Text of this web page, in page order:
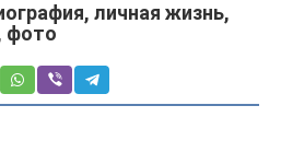
личная жизнь,
фото